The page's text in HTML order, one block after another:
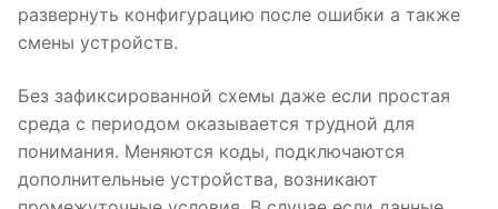
развернуть конфигурацию после ошибки а также
смены устройств.
Без зафиксированной схемы даже если простая
среда с периодом оказывается трудной для
понимания. Меняются коды, подключаются
дополнительные устройства, возникают